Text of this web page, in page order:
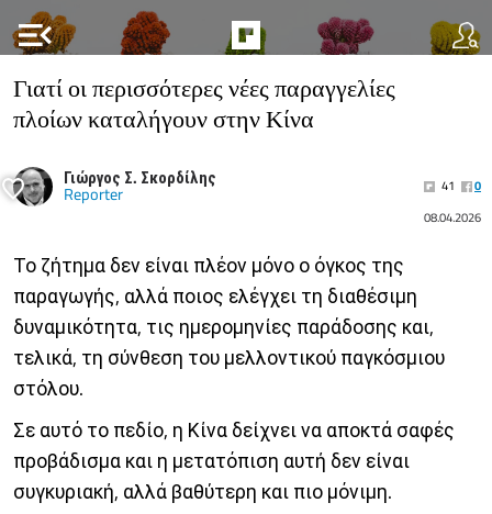
menu_open
Γιατί οι περισσότερες νέες παραγγελίες
πλοίων καταλήγουν στην Κίνα
Γιώργος Σ. Σκορδίλης
Reporter 41
0
08.04.2026
Το ζήτημα δεν είναι πλέον μόνο ο όγκος της
παραγωγής, αλλά ποιος ελέγχει τη διαθέσιμη
δυναμικότητα, τις ημερομηνίες παράδοσης και,
τελικά, τη σύνθεση του μελλοντικού παγκόσμιου
στόλου.
Σε αυτό το πεδίο, η Κίνα δείχνει να αποκτά σαφές
προβάδισμα και η μετατόπιση αυτή δεν είναι
συγκυριακή, αλλά βαθύτερη και πιο μόνιμη.